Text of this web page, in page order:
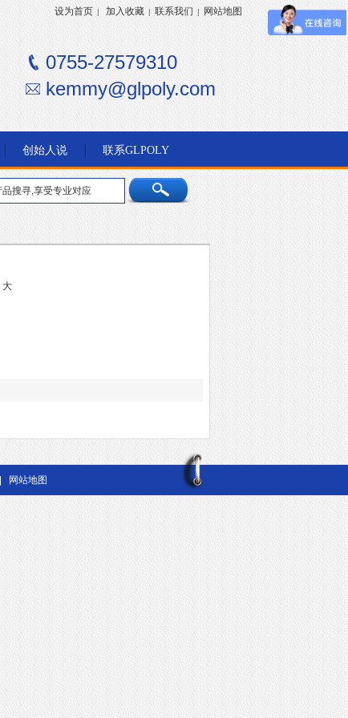
设为首页 | 加入收藏 | 联系我们 | 网站地图
0755-27579310
kemmy@glpoly.com
创始人说 联系GLPOLY
大
网站地图